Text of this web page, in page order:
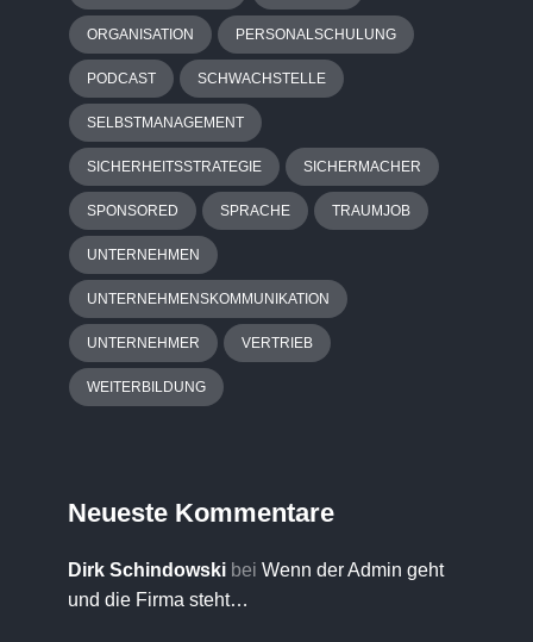
ORGANISATION PERSONALSCHULUNG
PODCAST SCHWACHSTELLE
SELBSTMANAGEMENT
SICHERHEITSSTRATEGIE SICHERMACHER
SPONSORED SPRACHE TRAUMJOB
UNTERNEHMEN
UNTERNEHMENSKOMMUNIKATION
UNTERNEHMER VERTRIEB
WEITERBILDUNG
Neueste Kommentare
Dirk Schindowski bei Wenn der Admin geht
und die Firma steht…